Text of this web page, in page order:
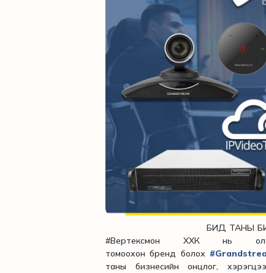
БИД ТАНЫ
#Вертексмон ХХК нь
томоохон бренд болох
таны бизнесийн онцлог,